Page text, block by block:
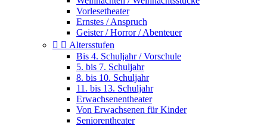
Vorlesetheater
Ernstes / Anspruch
Geister / Horror / Abenteuer
  Altersstufen
Bis 4. Schuljahr / Vorschule
5. bis 7. Schuljahr
8. bis 10. Schuljahr
11. bis 13. Schuljahr
Erwachsenentheater
Von Erwachsenen für Kinder
Seniorentheater